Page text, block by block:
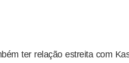
ter relação estreita com